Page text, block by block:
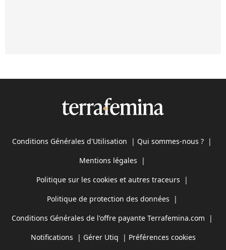
Conditions Générales d'Utilisation | Qui sommes-nous ? |
Mentions légales |
Politique sur les cookies et autres traceurs |
Politique de protection des données |
Conditions Générales de l'offre payante Terrafemina.com |
Notifications | Gérer Utiq | Préférences cookies